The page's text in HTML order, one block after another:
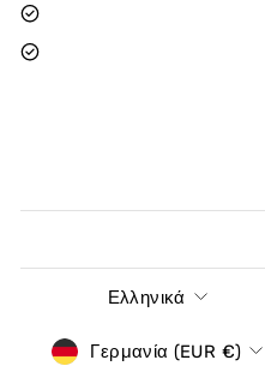
Γλώσσα
Ελληνικά
νόμισμα
Γερμανία (EUR €)